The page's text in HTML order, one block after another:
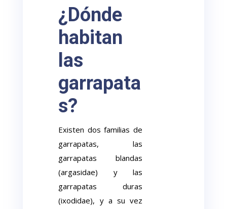
¿Dónde
habitan
las
garrapata
s?
Existen dos familias de
garrapatas, las
garrapatas blandas
(argasidae) y las
garrapatas duras
(ixodidae), y a su vez